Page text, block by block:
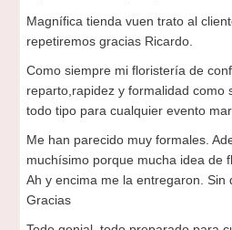
Magnífica tienda vuen trato al
repetiremos gracias Ricardo.
Como siempre mi floristería de
reparto,rapidez y formalidad como
todo tipo para cualquier evento
Me han parecido muy formales.
muchísimo porque mucha idea de
Ah y encima me la entregaron. Sin
Gracias